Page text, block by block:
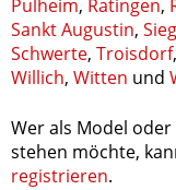
Pulheim, Ratingen,
Sankt Augustin,
Schwerte, Troisdorf,
Willich, Witten und
Wer als Model
stehen möchte,
registrieren.